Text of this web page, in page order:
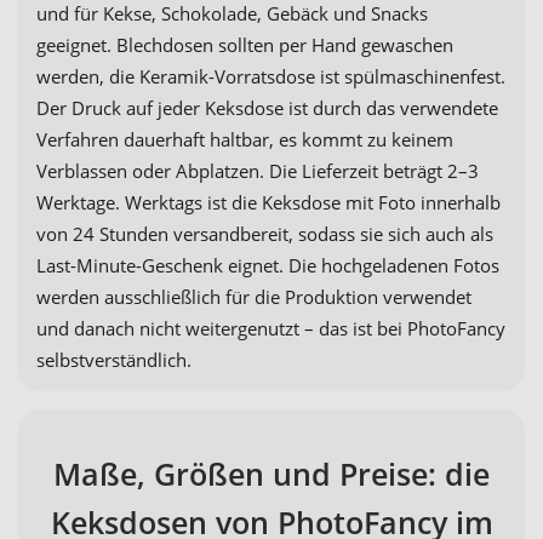
und für Kekse, Schokolade, Gebäck und Snacks
geeignet. Blechdosen sollten per Hand gewaschen
werden, die Keramik-Vorratsdose ist spülmaschinenfest.
Der Druck auf jeder Keksdose ist durch das verwendete
Verfahren dauerhaft haltbar, es kommt zu keinem
Verblassen oder Abplatzen. Die Lieferzeit beträgt 2–3
Werktage. Werktags ist die Keksdose mit Foto innerhalb
von 24 Stunden versandbereit, sodass sie sich auch als
Last-Minute-Geschenk eignet. Die hochgeladenen Fotos
werden ausschließlich für die Produktion verwendet
und danach nicht weitergenutzt – das ist bei PhotoFancy
selbstverständlich.
Maße, Größen und Preise: die
Keksdosen von PhotoFancy im